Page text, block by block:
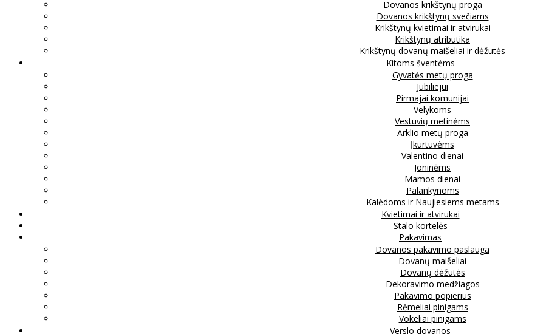
Dovanos krikštynų proga
Dovanos krikštynų svečiams
Krikštynų kvietimai ir atvirukai
Krikštynų atributika
Krikštynų dovanų maišeliai ir dėžutės
Kitoms šventėms
Gyvatės metų proga
Jubiliejui
Pirmajai komunijai
Velykoms
Vestuvių metinėms
Arklio metų proga
Įkurtuvėms
Valentino dienai
Joninėms
Mamos dienai
Palankynoms
Kalėdoms ir Naujiesiems metams
Kvietimai ir atvirukai
Stalo kortelės
Pakavimas
Dovanos pakavimo paslauga
Dovanų maišeliai
Dovanų dėžutės
Dekoravimo medžiagos
Pakavimo popierius
Rėmeliai pinigams
Vokeliai pinigams
Verslo dovanos